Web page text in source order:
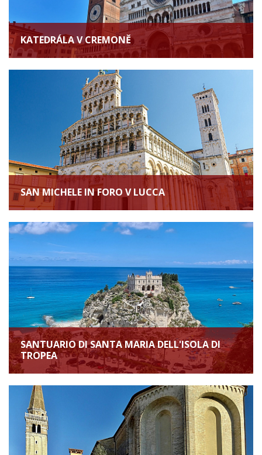
KATEDRÁLA V CREMONĚ
SAN MICHELE IN FORO V LUCCA
SANTUARIO DI SANTA MARIA DELL'ISOLA DI
TROPEA